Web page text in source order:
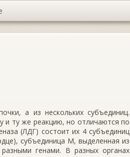
а из нескольких субъединиц.
и ту же реакцию, но отличаются по
(ЛДГ) состоит их 4 субъединиц
субъединица М, выделенная из
генами. В разных органах